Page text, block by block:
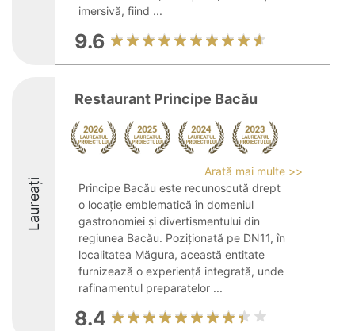
imersivă, fiind ...
9.6
Laureați
Restaurant Principe Bacău
Arată mai multe >>
Principe Bacău este recunoscută drept
o locație emblematică în domeniul
gastronomiei și divertismentului din
regiunea Bacău. Poziționată pe DN11, în
localitatea Măgura, această entitate
furnizează o experiență integrată, unde
rafinamentul preparatelor ...
8.4